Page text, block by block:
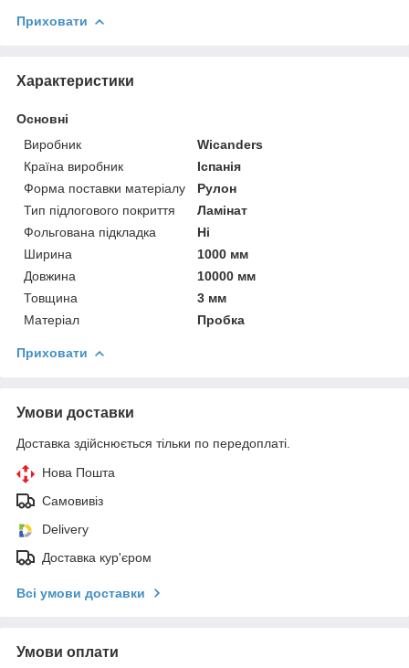
Приховати
Характеристики
Основні
Виробник
Wicanders
Країна виробник
Іспанія
Форма поставки матеріалу
Рулон
Тип підлогового покриття
Ламінат
Фольгована підкладка
Ні
Ширина
1000 мм
Довжина
10000 мм
Товщина
3 мм
Матеріал
Пробка
Приховати
Умови доставки
Доставка здійснюється тільки по передоплаті.
Нова Пошта
Самовивіз
Delivery
Доставка кур'єром
Всі умови доставки
Умови оплати